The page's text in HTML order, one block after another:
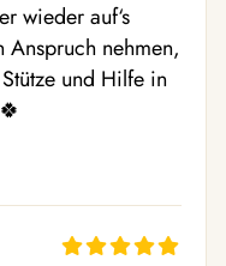
wieder auf‘s
nehmen,
und Hilfe in